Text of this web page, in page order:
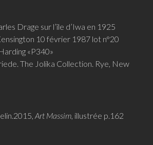
Drage sur l’île d’Iwa en 1925
10 février 1987 lot n°20
«P340»
The Jolika Collection. Rye, New
Art Massim, illustrée p.162